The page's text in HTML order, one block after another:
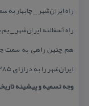
راه ایران‌شهر _ چابهار به سمت
راه آسفالته ایران‌شهر _ بم به
ایران‌شهر را به درازای ۳۸۵ كیلومتر به چابهار متصل می كند.
وجه تسمیه و پیشینه